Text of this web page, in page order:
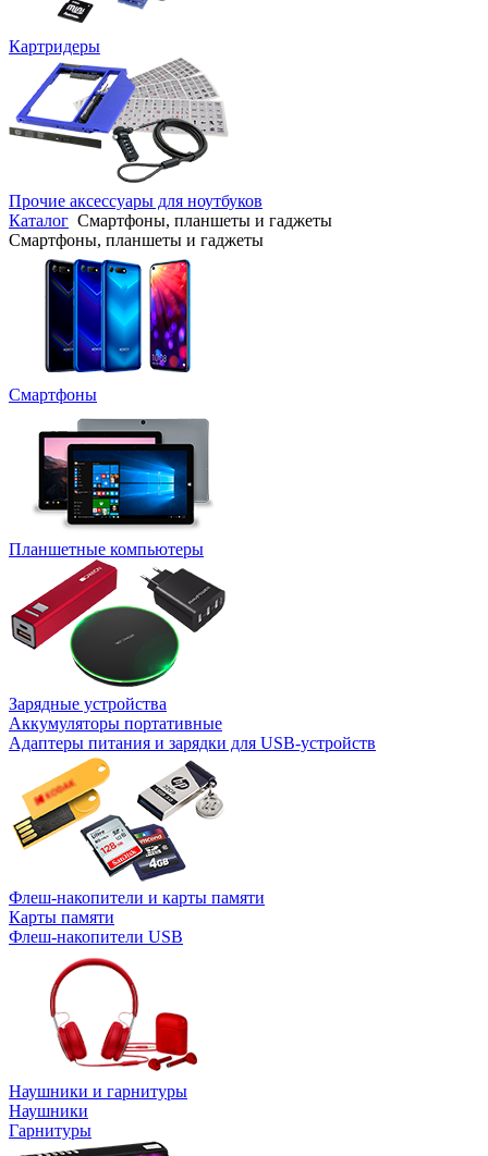
Картридеры
Прочие аксессуары для ноутбуков
Каталог Смартфоны, планшеты и гаджеты
Смартфоны, планшеты и гаджеты
Смартфоны
Планшетные компьютеры
Зарядные устройства
Аккумуляторы портативные
Адаптеры питания и зарядки для USB-устройств
Флеш-накопители и карты памяти
Карты памяти
Флеш-накопители USB
Наушники и гарнитуры
Наушники
Гарнитуры